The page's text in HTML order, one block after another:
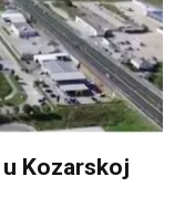
Kozarskoj